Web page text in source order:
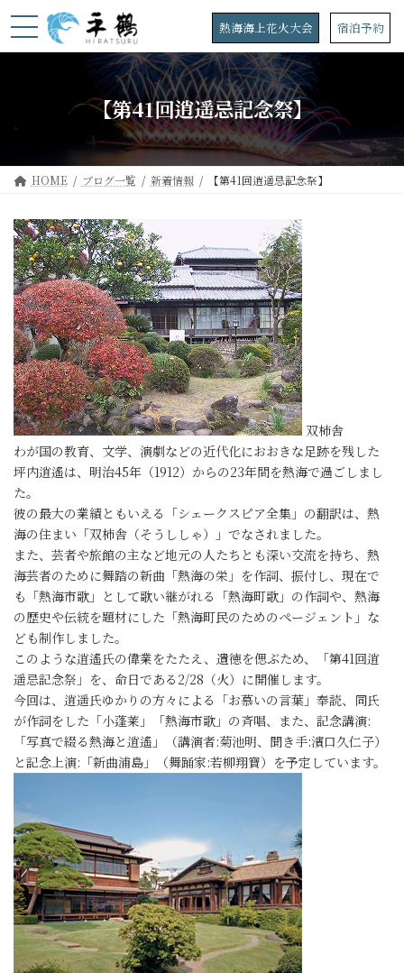
ン
プ
ビ
動
熱海海上花火大会 宿泊予約
【第41回逍遥忌記念祭】
HOME ブログ一覧 新着情報 【第41回逍遥忌記念祭】
双柿舎
わが国の教育、文学、演劇などの近代化におおきな足跡を残した
坪内逍遙は、明治45年（1912）からの23年間を熱海で過ごしまし
た。
彼の最大の業績ともいえる「シェークスピア全集」の翻訳は、熱
海の住まい「双柿舎（そうししゃ）」でなされました。
また、芸者や旅館の主など地元の人たちとも深い交流を持ち、熱
海芸者のために舞踏の新曲「熱海の栄」を作詞、振付し、現在で
も「熱海市歌」として歌い継がれる「熱海町歌」の作詞や、熱海
の歴史や伝統を題材にした「熱海町民のためのページェント」な
ども制作しました。
このような逍遙氏の偉業をたたえ、遺徳を偲ぶため、「第41回逍
遥忌記念祭」を、命日である2/28（火）に開催します。
今回は、逍遥氏ゆかりの方々による「お慕いの言葉」奉読、同氏
が作詞をした「小蓬莱」「熱海市歌」の斉唱、また、記念講演:
「写真で綴る熱海と逍遙」（講演者:菊池明、聞き手:濱口久仁子）
と記念上演:「新曲浦島」（舞踊家:若柳翔寶）を予定しています。